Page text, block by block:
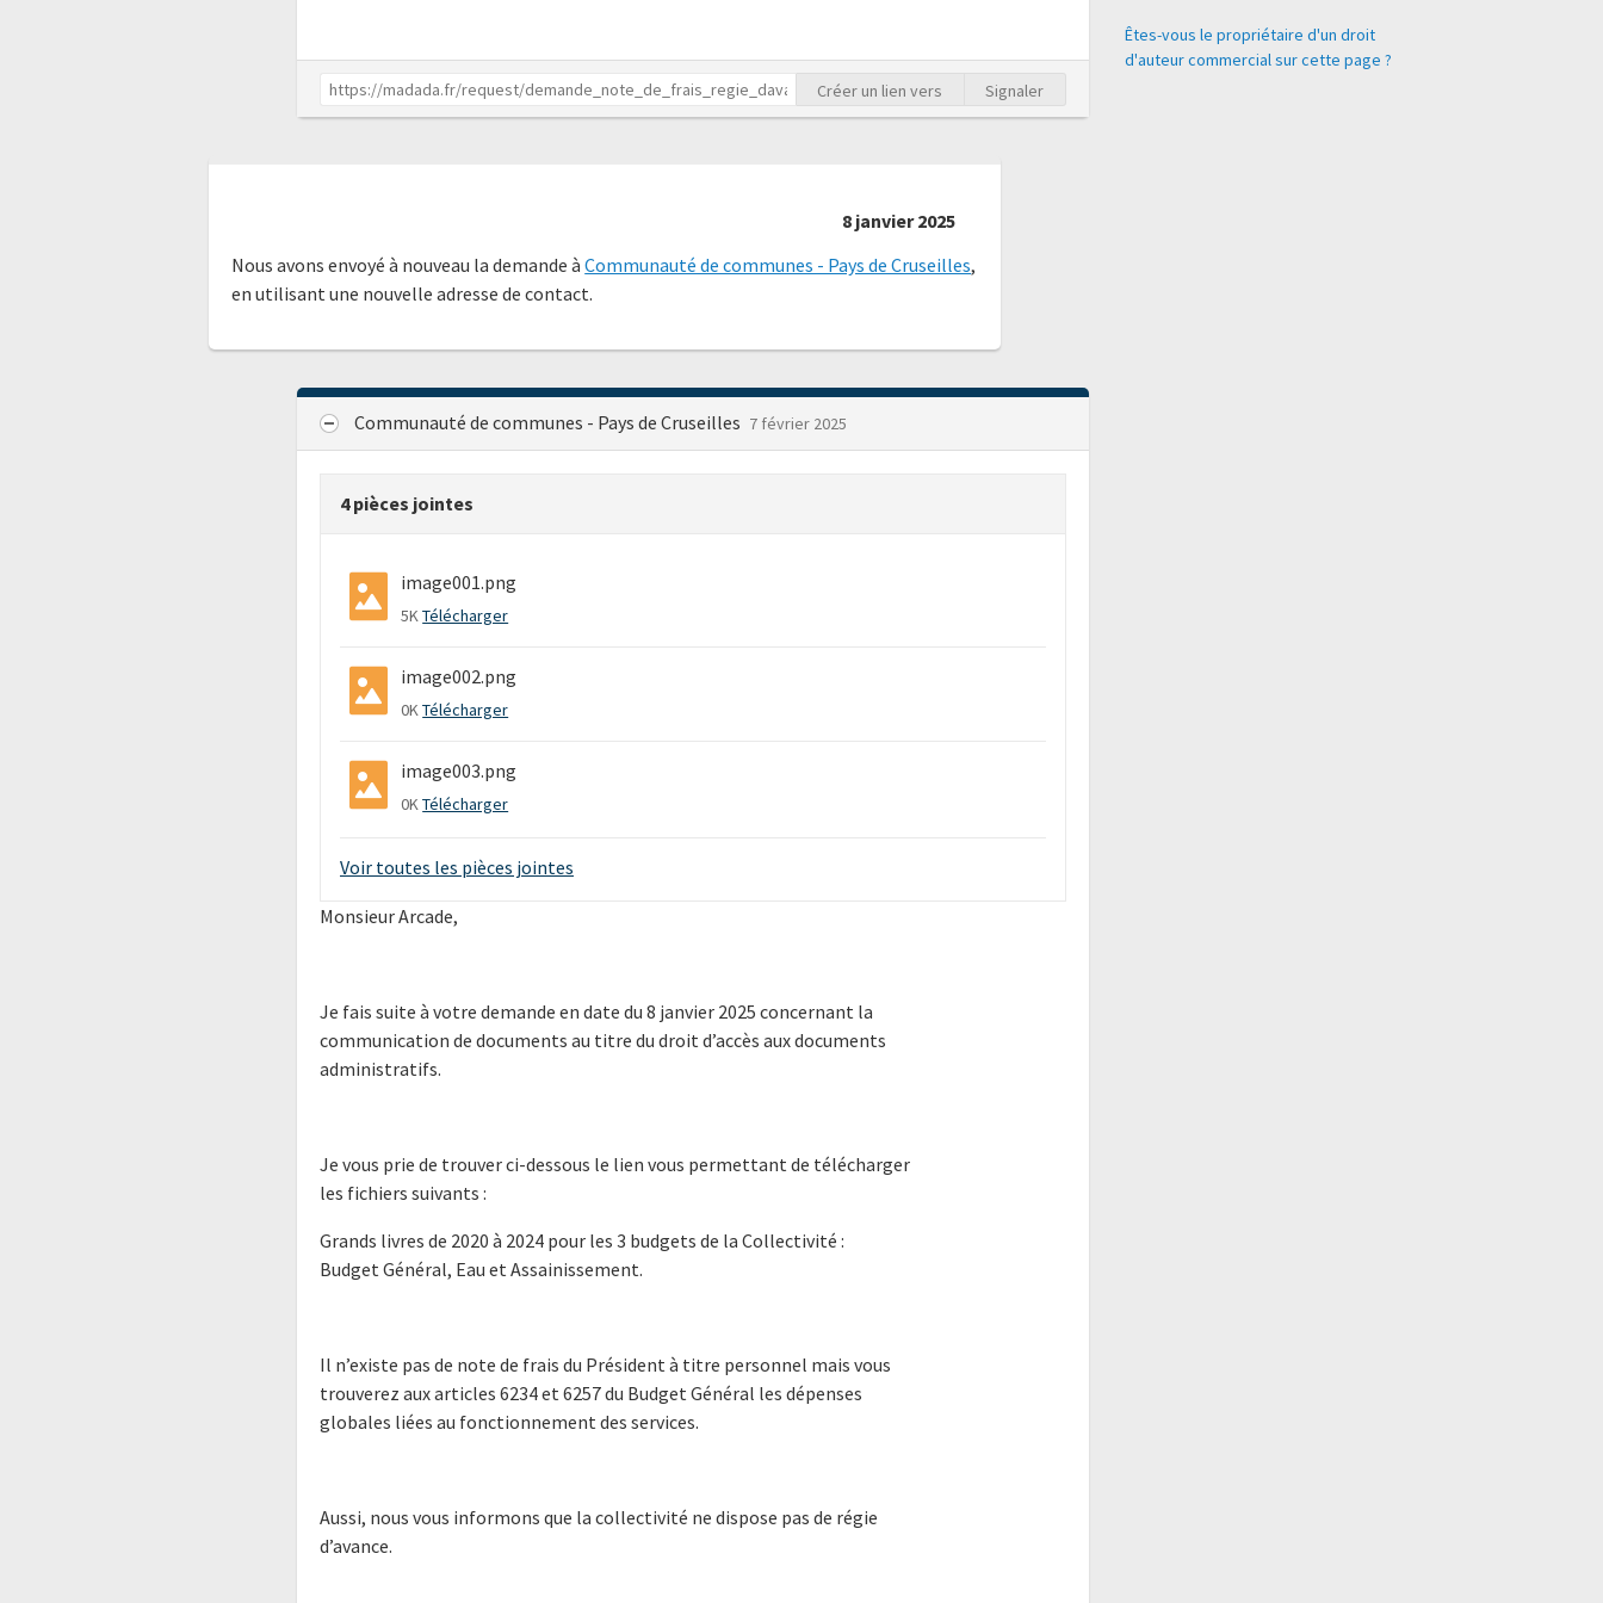
Créer un lien vers Signaler
8 janvier 2025
Nous avons envoyé à nouveau la demande àCommunauté de communes - Pays de Cruseilles,
en utilisant une nouvelle adresse de contact.
Communauté de communes - Pays de Cruseilles 7 février 2025
4 pièces jointes
image001.png
5KTélécharger
image002.png
0KTélécharger
image003.png
0KTélécharger
Voir toutes les pièces jointes
Monsieur Arcade,
Je fais suite à votre demande en date du 8 janvier 2025 concernant la
communication de documents au titre du droit d’accès aux documents
administratifs.
Je vous prie de trouver ci-dessous le lien vous permettant de télécharger
les fichiers suivants :
Grands livres de 2020 à 2024 pour les 3 budgets de la Collectivité :
Budget Général, Eau et Assainissement.
Il n’existe pas de note de frais du Président à titre personnel mais vous
trouverez aux articles 6234 et 6257 du Budget Général les dépenses
globales liées au fonctionnement des services.
Aussi, nous vous informons que la collectivité ne dispose pas de régie
d’avance.
Êtes-vous le propriétaire d'un droit
d'auteur commercial sur cette page ?